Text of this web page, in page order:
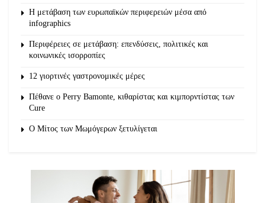
Η μετάβαση των ευρωπαϊκών περιφερειών μέσα από
infographics
Περιφέρειες σε μετάβαση: επενδύσεις, πολιτικές και
κοινωνικές ισορροπίες
12 γιορτινές γαστρονομικές μέρες
Πέθανε ο Perry Bamonte, κιθαρίστας και κιμπορντίστας των
Cure
O Μίτος των Μωμόγερων ξετυλίγεται